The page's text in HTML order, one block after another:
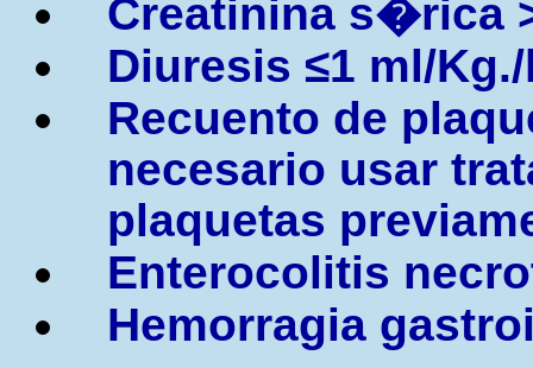
Creatinina s�rica
Diuresis ≤1 ml/
Recuento de
necesario usar
plaquetas
Enterocolitis
Hemorragia